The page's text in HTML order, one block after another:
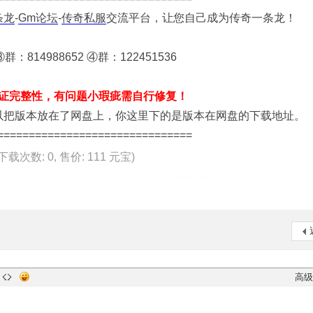
龙-Gm论坛-传奇私服交流平台，让您自己成为传奇一条龙！
：814988652 ④群：122451536
完整性，有问题小瑕疵需自行修复！
本放在了网盘上，你这里下的是版本在网盘的下载地址。
载次数: 0, 售价: 111 元宝)
高